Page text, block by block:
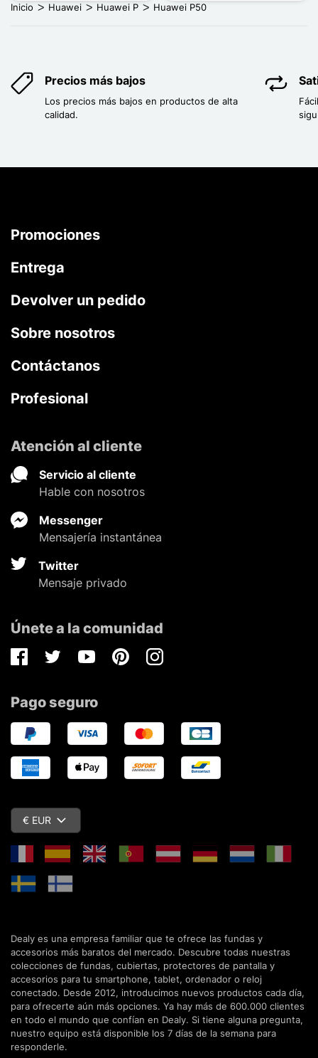
Inicio Huawei Huawei P Huawei P50
Precios más bajos
Los precios más bajos en productos de alta
calidad.
Promociones
Entrega
Devolver un pedido
Sobre nosotros
Contáctanos
Profesional
Atención al cliente
Servicio al cliente
Hable con nosotros
Messenger
Mensajería instantánea
Twitter
Mensaje privado
Únete a la comunidad
FacebookTwitterYoutubePinterestInstagram
Pago seguro
€ EUR
Dealy es una empresa familiar que te ofrece las fundas y
accesorios más baratos del mercado. Descubre todas nuestras
colecciones de fundas, cubiertas, protectores de pantalla y
accesorios para tu smartphone, tablet, ordenador o reloj
conectado. Desde 2012, introducimos nuevos productos cada día,
para ofrecerte aún más opciones. Ya hay más de 600.000 clientes
en todo el mundo que confían en Dealy. Si tiene alguna pregunta,
nuestro equipo está disponible los 7 días de la semana para
responderle.